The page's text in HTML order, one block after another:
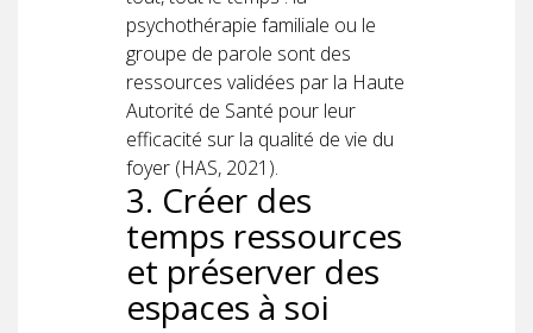
psychothérapie familiale ou le
groupe de parole sont des
ressources validées par la Haute
Autorité de Santé pour leur
efficacité sur la qualité de vie du
foyer (HAS, 2021).
3. Créer des
temps ressources
et préserver des
espaces à soi